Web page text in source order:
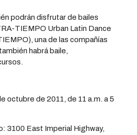
podrán disfrutar de bailes
TIEMPO Urban Latin Dance
una de las compañías
habrá baile,
octubre de 2011, de 11 a.m. a 5
3100 East Imperial Highway,